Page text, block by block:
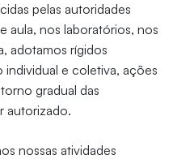
pelas autoridades
aula, nos laboratórios, nos
adotamos rígidos
e coletiva, ações
gradual das
autorizado.
nossas atividades